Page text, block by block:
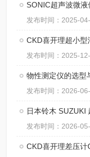
SONIC超声波微
发布时间：2025-
CKD喜开理超小
发布时间：2025-
物性测定仪的选型
发布时间：2026-
发布时间：2026-
CKD喜开理差压计